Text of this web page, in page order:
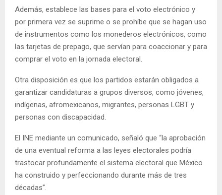
Además, establece las bases para el voto electrónico y
por primera vez se suprime o se prohíbe que se hagan uso
de instrumentos como los monederos electrónicos, como
las tarjetas de prepago, que servían para coaccionar y para
comprar el voto en la jornada electoral.
Otra disposición es que los partidos estarán obligados a
garantizar candidaturas a grupos diversos, como jóvenes,
indígenas, afromexicanos, migrantes, personas LGBT y
personas con discapacidad.
El INE mediante un comunicado, señaló que “la aprobación
de una eventual reforma a las leyes electorales podría
trastocar profundamente el sistema electoral que México
ha construido y perfeccionando durante más de tres
décadas”.